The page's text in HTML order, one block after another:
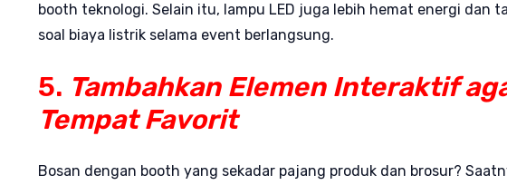
booth teknologi. Selain itu, lampu LED juga lebih hemat energi dan
soal biaya listrik selama event berlangsung.
5. Tambahkan Elemen Interaktif
Tempat Favorit
Bosan dengan booth yang sekadar pajang produk dan brosur?